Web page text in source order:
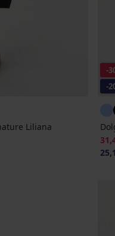
Liliana
-
-